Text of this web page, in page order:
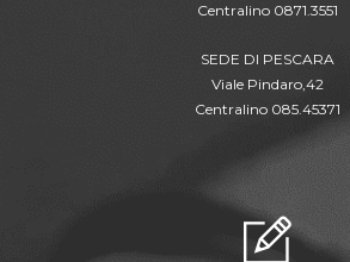
Centralino 0871.3551
SEDE DI PESCARA
Viale Pindaro,42
Centralino 085.45371